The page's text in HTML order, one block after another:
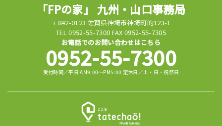
「FPの家」 九州・山口事務局
〒842-0123 佐賀県神埼市神埼町的123-1
TEL 0952-55-7300 FAX 0952-55-7305
お電話でのお問い合わせはこちら
0952-55-7300
受付時間／平日 AM9:00～PM5:00 定休日／土・日・祝祭日